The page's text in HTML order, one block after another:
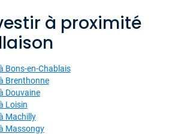
à proximité
Bons-en-Chablais
Brenthonne
Douvaine
Loisin
Machilly
Massongy